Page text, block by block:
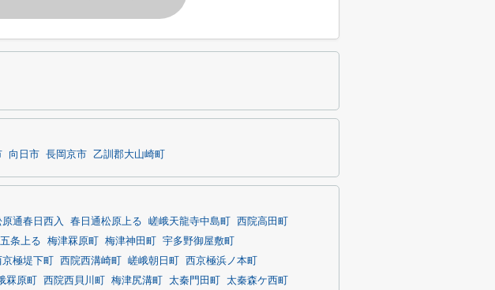
向日市 長岡京市 乙訓郡大山崎町
原通春日西入 春日通松原上る 嵯峨天龍寺中島町
西院高田町
条上る 梅津罧原町 梅津神田町
宇多野御屋敷町
京極堤下町 西院西溝崎町 嵯峨朝日町
西京極浜ノ本町
罧原町 西院西貝川町 梅津尻溝町 太秦門田町
太秦森ケ西町